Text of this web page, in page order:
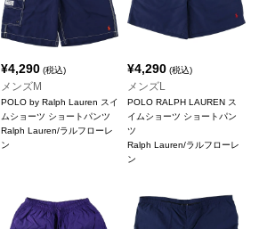
¥4,290(税込)
メンズM
POLO by Ralph Lauren スイ
ムショーツ ショートパンツ
Ralph Lauren/ラルフローレ
ン
¥4,290 (税込)
メンズL
POLO RALPH LAUREN ス
イムショーツ ショートパン
ツ
Ralph Lauren/ラルフローレ
ン